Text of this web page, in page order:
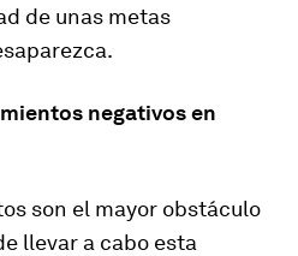
de unas metas
negativos en
son el mayor obstáculo
llevar a cabo esta